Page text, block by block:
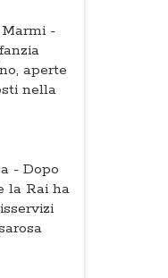
-
aperte
nella
- Dopo
la Rai ha